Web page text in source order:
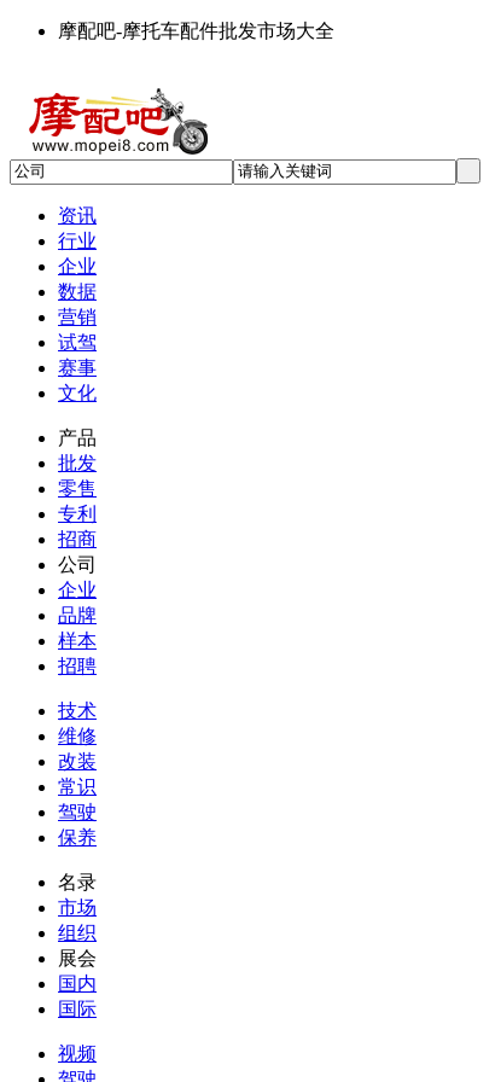
摩配吧-摩托车配件批发市场大全
资讯
行业
企业
数据
营销
试驾
赛事
文化
产品
批发
零售
专利
招商
公司
企业
品牌
样本
招聘
技术
维修
改装
常识
驾驶
保养
名录
市场
组织
展会
国内
国际
视频